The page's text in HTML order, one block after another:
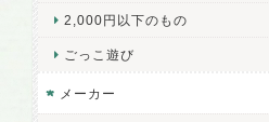
2,000円以下のもの
ごっこ遊び
メーカー